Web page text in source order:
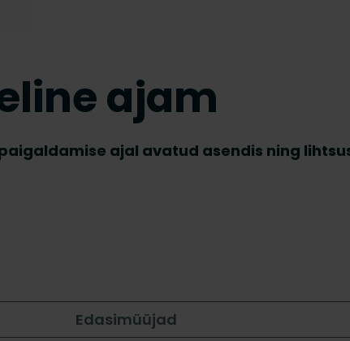
ajam
ajal avatud asendis ning
Edasimüüjad